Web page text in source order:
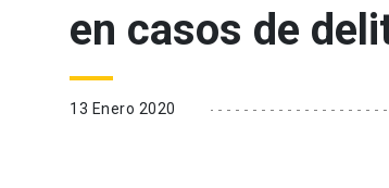
en casos de
13 Enero 2020